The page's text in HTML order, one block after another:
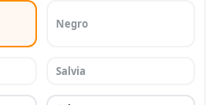
Negro
Salvia